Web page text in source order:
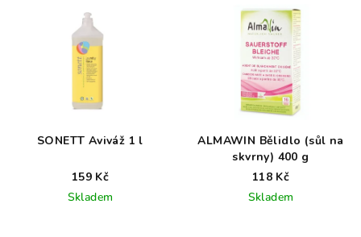
SONETT Aviváž 1 l
159 Kč
Skladem
ALMAWIN Bělidlo (sůl na
skvrny) 400 g
118 Kč
Skladem